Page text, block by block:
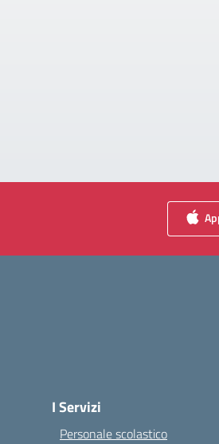
I Servizi
Personale scolastico